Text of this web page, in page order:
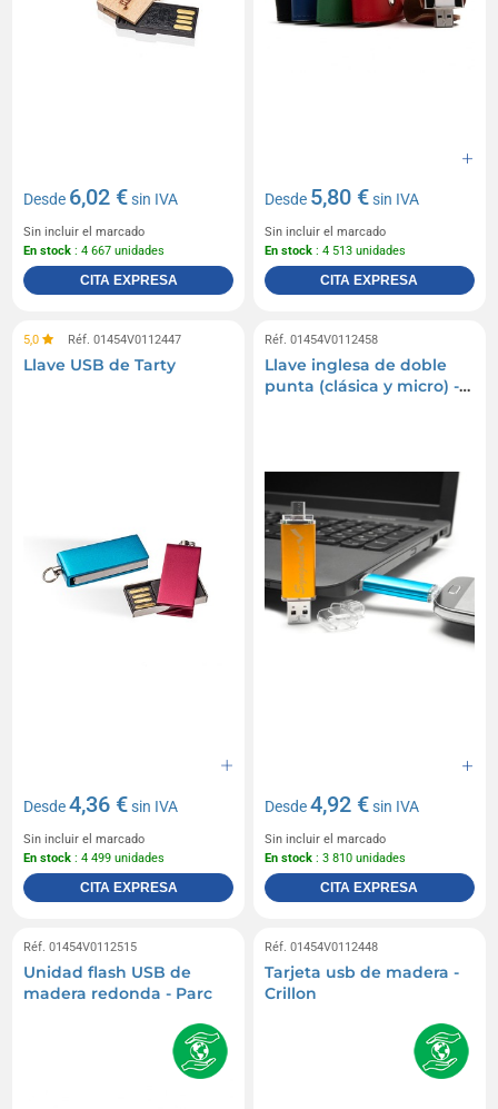
Desde 6,02 €sin IVA
Sin incluir el marcado
En stock : 4 667 unidades
CITA EXPRESA
Desde 5,80 €sin IVA
Sin incluir el marcado
En stock : 4 513 unidades
CITA EXPRESA
5,0 Réf. 01454V0112447
Llave USB de Tarty
Desde4,36 €sin IVA
Sin incluir el marcado
En stock : 4 499 unidades
CITA EXPRESA
Réf. 01454V0112458
Llave inglesa de doble
punta (clásica y micro) -
Desde4,92 €sin IVA
Sin incluir el marcado
En stock : 3 810 unidades
CITA EXPRESA
Réf. 01454V0112515
Unidad flash USB de
madera redonda - Parc
Réf. 01454V0112448
Tarjeta usb de madera -
Crillon